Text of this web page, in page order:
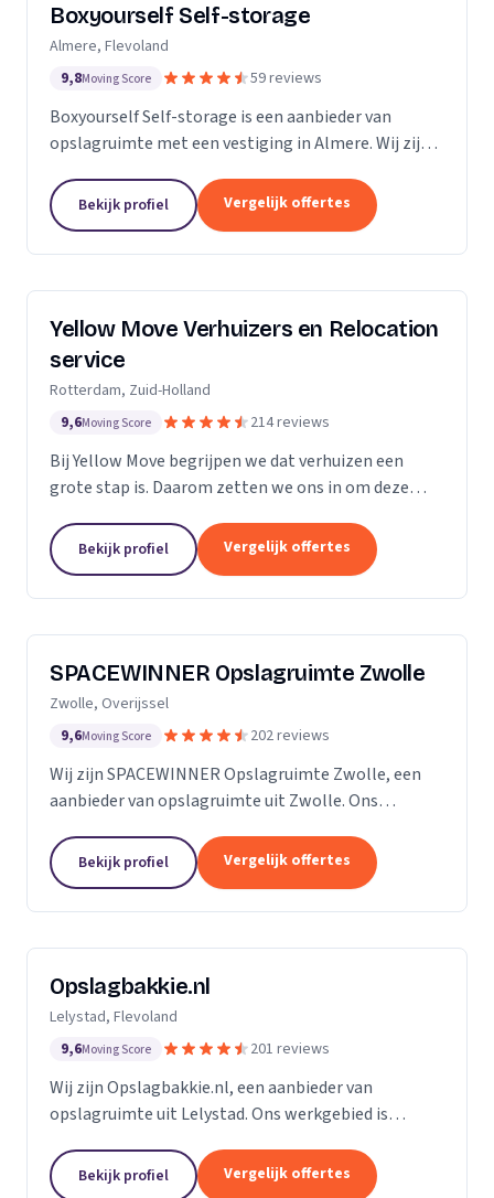
Boxyourself Self-storage
Almere, Flevoland
9,8Moving Score 59 reviews
Boxyourself Self-storage is een aanbieder van
opslagruimte met een vestiging in Almere. Wij zijn
Bekijk profiel Vergelijk offertes
Yellow Move Verhuizers en Relocation
service
Rotterdam, Zuid-Holland
9,6Moving Score 214 reviews
Bij Yellow Move begrijpen we dat verhuizen een
grote stap is. Daarom zetten we ons in om deze
Met meer dan 35 jaar ervaring in de
verhuisindustrie,...
Bekijk profiel Vergelijk offertes
SPACEWINNER Opslagruimte Zwolle
Zwolle, Overijssel
9,6Moving Score 202 reviews
Wij zijn SPACEWINNER Opslagruimte Zwolle, een
aanbieder van opslagruimte uit Zwolle. Ons
Bekijk profiel Vergelijk offertes
Opslagbakkie.nl
Lelystad, Flevoland
9,6Moving Score 201 reviews
Wij zijn Opslagbakkie.nl, een aanbieder van
opslagruimte uit Lelystad. Ons werkgebied is
Bekijk profiel Vergelijk offertes